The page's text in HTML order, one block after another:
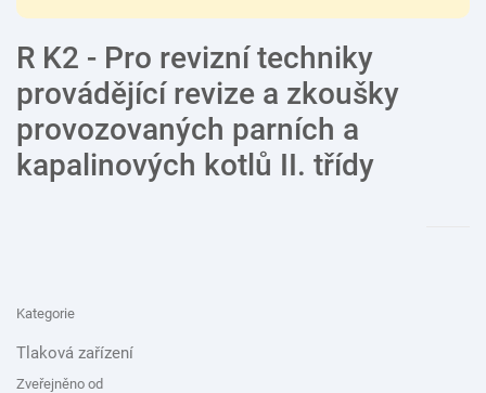
R K2 - Pro revizní techniky
provádějící revize a zkoušky
provozovaných parních a
kapalinových kotlů II. třídy
Kategorie
Tlaková zařízení
Zveřejněno od